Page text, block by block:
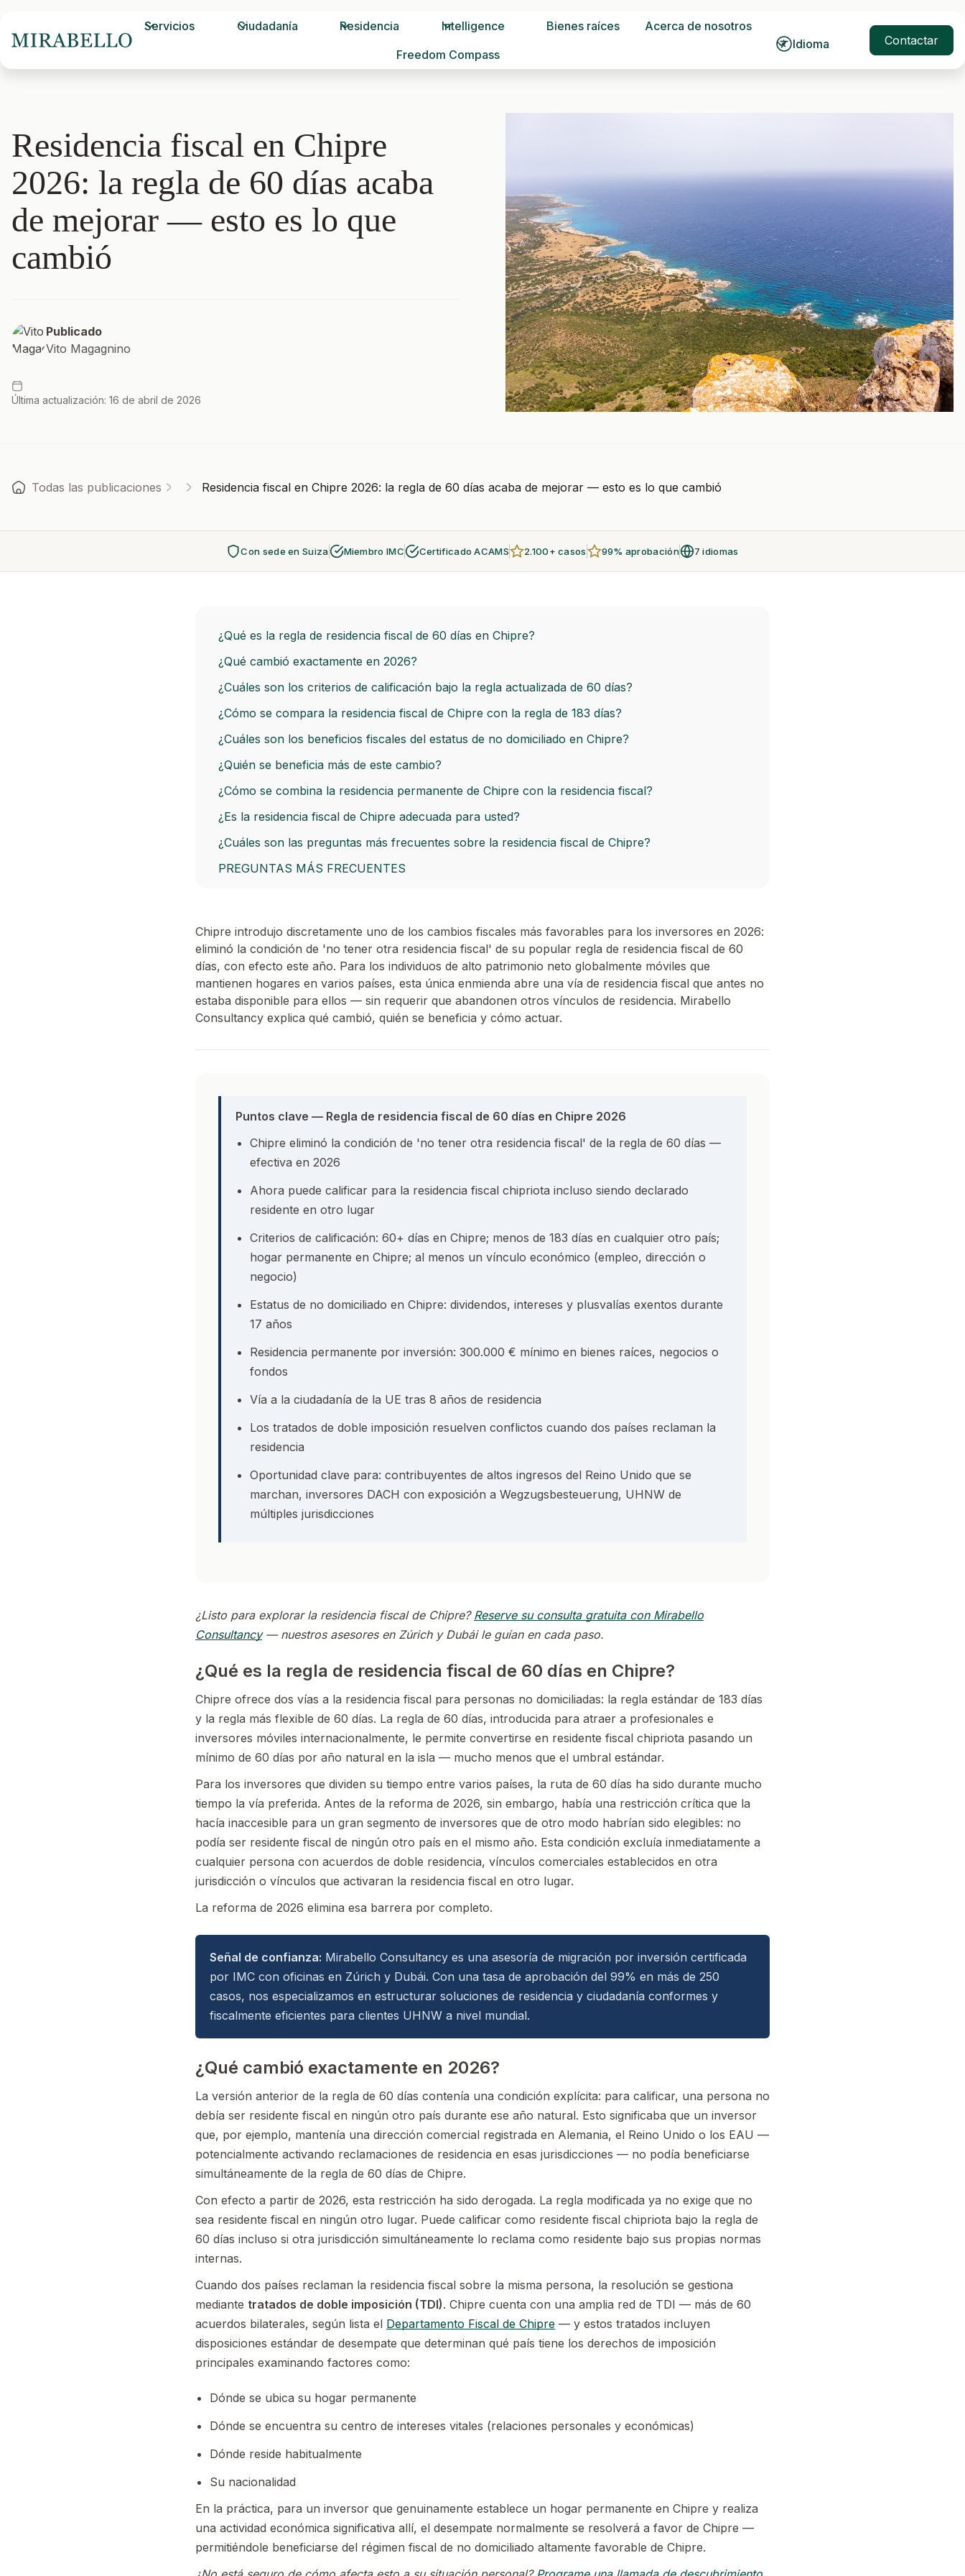
Servicios Ciudadanía Residencia Intelligence Bienes raíces
Acerca de nosotros
Freedom Compass
Idioma Contactar
Residencia fiscal en Chipre
2026: la regla de 60 días acaba
de mejorar — esto es lo que
cambió
Publicado
Vito Magagnino
Última actualización: 16 de abril de 2026
Todas las publicaciones Residencia fiscal en Chipre 2026: la regla de 60 días acaba de mejorar — esto es lo que cambió
Con sede en Suiza Miembro IMC Certificado ACAMS 2.100+ casos 99% aprobación 7 idiomas
¿Qué es la regla de residencia fiscal de 60 días en Chipre?
¿Qué cambió exactamente en 2026?
¿Cuáles son los criterios de calificación bajo la regla actualizada de 60 días?
¿Cómo se compara la residencia fiscal de Chipre con la regla de 183 días?
¿Cuáles son los beneficios fiscales del estatus de no domiciliado en Chipre?
¿Quién se beneficia más de este cambio?
¿Cómo se combina la residencia permanente de Chipre con la residencia fiscal?
¿Es la residencia fiscal de Chipre adecuada para usted?
¿Cuáles son las preguntas más frecuentes sobre la residencia fiscal de Chipre?
PREGUNTAS MÁS FRECUENTES
Chipre introdujo discretamente uno de los cambios fiscales más favorables para los inversores en 2026:
eliminó la condición de 'no tener otra residencia fiscal' de su popular regla de residencia fiscal de 60
días, con efecto este año. Para los individuos de alto patrimonio neto globalmente móviles que
mantienen hogares en varios países, esta única enmienda abre una vía de residencia fiscal que antes no
estaba disponible para ellos — sin requerir que abandonen otros vínculos de residencia. Mirabello
Consultancy explica qué cambió, quién se beneficia y cómo actuar.
Puntos clave — Regla de residencia fiscal de 60 días en Chipre 2026
Chipre eliminó la condición de 'no tener otra residencia fiscal' de la regla de 60 días —
efectiva en 2026
Ahora puede calificar para la residencia fiscal chipriota incluso siendo declarado
residente en otro lugar
Criterios de calificación: 60+ días en Chipre; menos de 183 días en cualquier otro país;
hogar permanente en Chipre; al menos un vínculo económico (empleo, dirección o
negocio)
Estatus de no domiciliado en Chipre: dividendos, intereses y plusvalías exentos durante
17 años
Residencia permanente por inversión: 300.000 € mínimo en bienes raíces, negocios o
fondos
Vía a la ciudadanía de la UE tras 8 años de residencia
Los tratados de doble imposición resuelven conflictos cuando dos países reclaman la
residencia
Oportunidad clave para: contribuyentes de altos ingresos del Reino Unido que se
marchan, inversores DACH con exposición a Wegzugsbesteuerung, UHNW de
múltiples jurisdicciones
¿Listo para explorar la residencia fiscal de Chipre? Reserve su consulta gratuita con Mirabello
Consultancy— nuestros asesores en Zúrich y Dubái le guían en cada paso.
¿Qué es la regla de residencia fiscal de 60 días en Chipre?
Chipre ofrece dos vías a la residencia fiscal para personas no domiciliadas: la regla estándar de 183 días
y la regla más flexible de 60 días. La regla de 60 días, introducida para atraer a profesionales e
inversores móviles internacionalmente, le permite convertirse en residente fiscal chipriota pasando un
mínimo de 60 días por año natural en la isla — mucho menos que el umbral estándar.
Para los inversores que dividen su tiempo entre varios países, la ruta de 60 días ha sido durante mucho
tiempo la vía preferida. Antes de la reforma de 2026, sin embargo, había una restricción crítica que la
hacía inaccesible para un gran segmento de inversores que de otro modo habrían sido elegibles: no
podía ser residente fiscal de ningún otro país en el mismo año. Esta condición excluía inmediatamente a
cualquier persona con acuerdos de doble residencia, vínculos comerciales establecidos en otra
jurisdicción o vínculos que activaran la residencia fiscal en otro lugar.
La reforma de 2026 elimina esa barrera por completo.
Señal de confianza: Mirabello Consultancy es una asesoría de migración por inversión certificada
por IMC con oficinas en Zúrich y Dubái. Con una tasa de aprobación del 99% en más de 250
casos, nos especializamos en estructurar soluciones de residencia y ciudadanía conformes y
fiscalmente eficientes para clientes UHNW a nivel mundial.
¿Qué cambió exactamente en 2026?
La versión anterior de la regla de 60 días contenía una condición explícita: para calificar, una persona no
debía ser residente fiscal en ningún otro país durante ese año natural. Esto significaba que un inversor
que, por ejemplo, mantenía una dirección comercial registrada en Alemania, el Reino Unido o los EAU —
potencialmente activando reclamaciones de residencia en esas jurisdicciones — no podía beneficiarse
simultáneamente de la regla de 60 días de Chipre.
Con efecto a partir de 2026, esta restricción ha sido derogada. La regla modificada ya no exige que no
sea residente fiscal en ningún otro lugar. Puede calificar como residente fiscal chipriota bajo la regla de
60 días incluso si otra jurisdicción simultáneamente lo reclama como residente bajo sus propias normas
internas.
Cuando dos países reclaman la residencia fiscal sobre la misma persona, la resolución se gestiona
mediante tratados de doble imposición (TDI). Chipre cuenta con una amplia red de TDI — más de 60
acuerdos bilaterales, según lista el Departamento Fiscal de Chipre — y estos tratados incluyen
disposiciones estándar de desempate que determinan qué país tiene los derechos de imposición
principales examinando factores como:
Dónde se ubica su hogar permanente
Dónde se encuentra su centro de intereses vitales (relaciones personales y económicas)
Dónde reside habitualmente
Su nacionalidad
En la práctica, para un inversor que genuinamente establece un hogar permanente en Chipre y realiza
una actividad económica significativa allí, el desempate normalmente se resolverá a favor de Chipre —
permitiéndole beneficiarse del régimen fiscal de no domiciliado altamente favorable de Chipre.